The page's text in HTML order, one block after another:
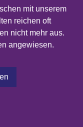
mit unserem
reichen oft
nicht mehr aus.
angewiesen.